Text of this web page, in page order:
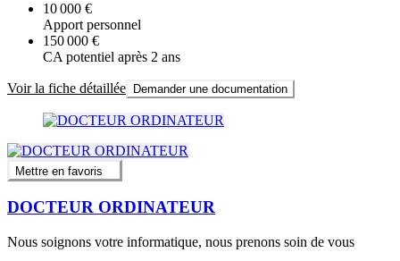
10 000 €
Apport personnel
150 000 €
CA potentiel après 2 ans
Voir la fiche détaillée Demander une documentation
Mettre en favoris
DOCTEUR ORDINATEUR
Nous soignons votre informatique, nous prenons soin de vous